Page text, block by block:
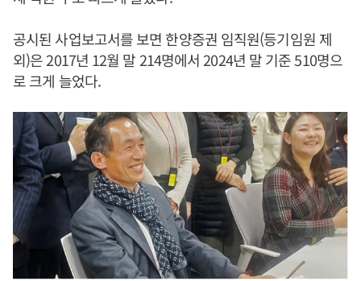
공시된 사업보고서를 보면 한양증권 임직원(등기임원 제
외)은 2017년 12월 말 214명에서 2024년 말 기준 510명으
로 크게 늘었다.